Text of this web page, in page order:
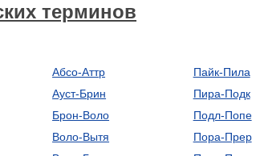
терминов
Абсо-Аттр
Ауст-Брин
Брон-Воло
Воло-Вытя
Пайк-Пила
Пира-Подк
Подл-Попе
Пора-Прер